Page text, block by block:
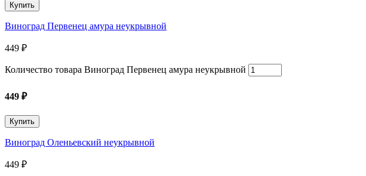
Купить
Виноград Первенец амура неукрывной
449 ₽
Количество товара Виноград Первенец амура неукрывной
449 ₽
Купить
Виноград Оленьевский неукрывной
449 ₽